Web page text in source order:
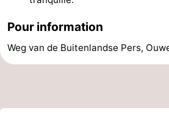
vue
Croisières
-
Pour information
Weg van de Buitenlandse Pers,